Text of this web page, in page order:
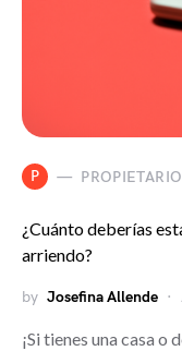
P PROPIETARIO
¿Cuánto deberías
arriendo?
by Josefina Allende
¡Si tienes una casa